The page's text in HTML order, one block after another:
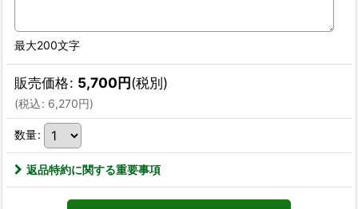
最大200文字
販売価格: 5,700円(税別)
(税込: 6,270円)
数量:
返品特約に関する重要事項